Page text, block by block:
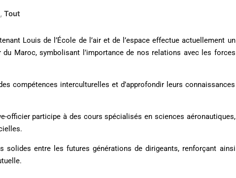
, Tout
Louis de l’École de l’air et de l’espace effectue actuellement un
Maroc, symbolisant l’importance de nos relations avec les forces
compétences interculturelles et d’approfondir leurs connaissances
officier participe à des cours spécialisés en sciences aéronautiques,
solides entre les futures générations de dirigeants, renforçant ainsi